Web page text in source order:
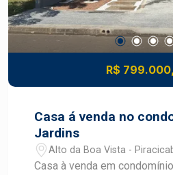
R$
Casa á venda no
Jardins
Alto da Boa Vista -
Casa à venda em